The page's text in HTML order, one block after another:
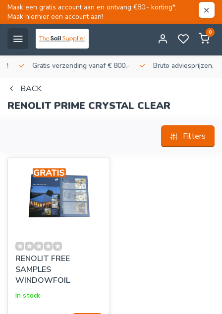
Maak een gratis account aan en ontvang €80,- korting*.
Maak hierhier een account aan!
0
Gratis verzending vanaf € 800,- Bruto adviesprijzen,
BACK
RENOLIT PRIME CRYSTAL CLEAR
Filters
RENOLIT FREE
SAMPLES
WINDOWFOIL
In stock